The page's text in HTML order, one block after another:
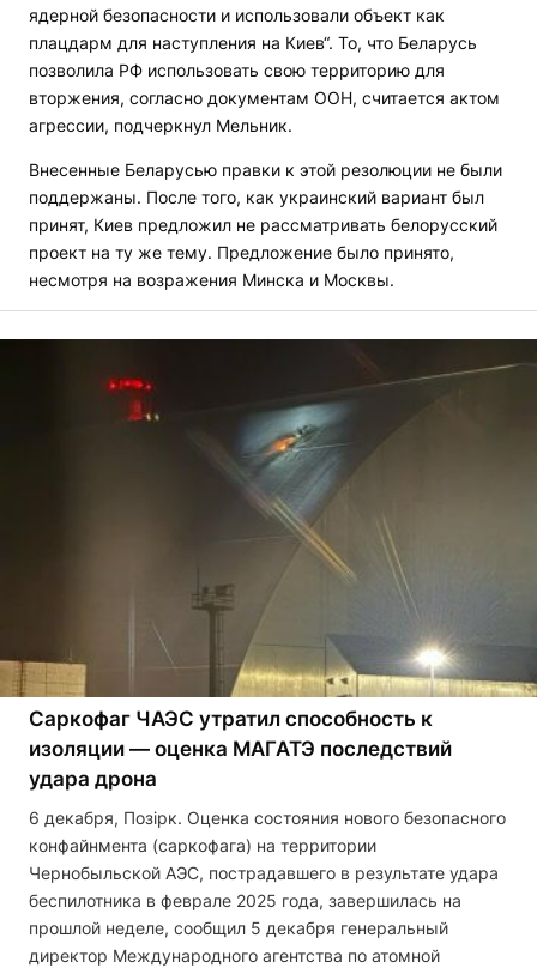
ядерной безопасности и использовали объект как
плацдарм для наступления на Киев“. То, что Беларусь
позволила РФ использовать свою территорию для
вторжения, согласно документам ООН, считается актом
агрессии, подчеркнул Мельник.
Внесенные Беларусью правки к этой резолюции не были
поддержаны. После того, как украинский вариант был
принят, Киев предложил не рассматривать белорусский
проект на ту же тему. Предложение было принято,
несмотря на возражения Минска и Москвы.
Саркофаг ЧАЭС утратил способность к
изоляции — оценка МАГАТЭ последствий
удара дрона
6 декабря, Позірк. Оценка состояния нового безопасного
конфайнмента (саркофага) на территории
Чернобыльской АЭС, пострадавшего в результате удара
беспилотника в феврале 2025 года, завершилась на
прошлой неделе, сообщил 5 декабря генеральный
директор Международного агентства по атомной